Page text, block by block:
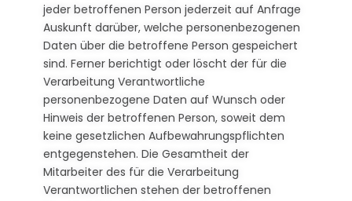
jeder betroffenen Person jederzeit auf Anfrage
Auskunft darüber, welche personenbezogenen
Daten über die betroffene Person gespeichert
sind. Ferner berichtigt oder löscht der für die
Verarbeitung Verantwortliche
personenbezogene Daten auf Wunsch oder
Hinweis der betroffenen Person, soweit dem
keine gesetzlichen Aufbewahrungspflichten
entgegenstehen. Die Gesamtheit der
Mitarbeiter des für die Verarbeitung
Verantwortlichen stehen der betroffenen